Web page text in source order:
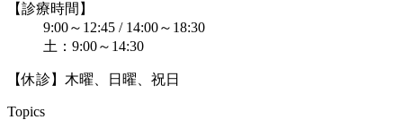
【診療時間】
9:00～12:45 / 14:00～18:30
土：9:00～14:30
【休診】木曜、日曜、祝日
Topics